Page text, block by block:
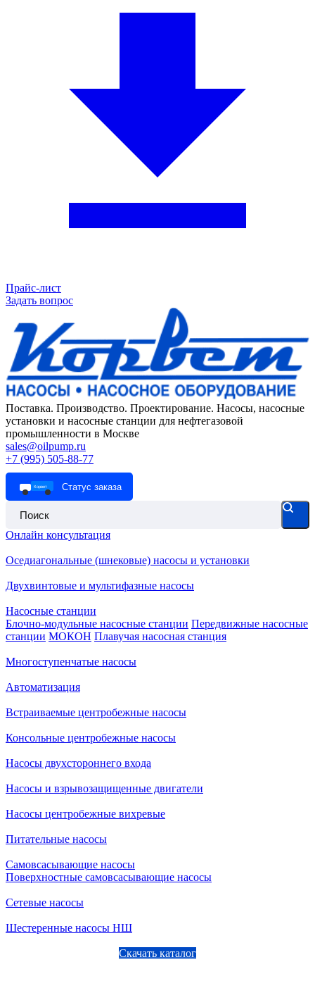
Прайс-лист
Задать вопрос
Поставка. Производство. Проектирование. Насосы, насосные
установки и насосные станции для нефтегазовой
промышленности в Москве
sales@oilpump.ru
+7 (995) 505-88-77
Корвет Статус заказа
Онлайн консультация
Оседиагональные (шнековые) насосы и установки
Двухвинтовые и мультифазные насосы
Насосные станции
Блочно-модульные насосные станции Передвижные насосные
станции МОКОН Плавучая насосная станция
Многоступенчатые насосы
Автоматизация
Встраиваемые центробежные насосы
Консольные центробежные насосы
Насосы двухстороннего входа
Насосы и взрывозащищенные двигатели
Насосы центробежные вихревые
Питательные насосы
Самовсасывающие насосы
Поверхностные самовсасывающие насосы
Сетевые насосы
Шестеренные насосы НШ
Скачать каталог